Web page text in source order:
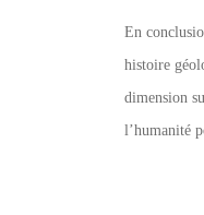
En
histoire
dimension
l’humanité